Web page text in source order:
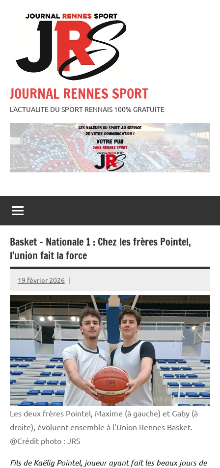
JOURNAL RENNES SPORT
L'ACTUALITE DU SPORT RENNAIS 100% GRATUITE
Basket – Nationale 1 : Chez les frères Pointel,
l’union fait la force
19 février 2026
Rédaction
JRS
Les deux frères Pointel, Maxime (à gauche) et Gaby (à
droite), évoluent ensemble à l'Union Rennes Basket.
@Crédit photo : JRS
Fils de Kaëlig Pointel, joueur ayant fait les beaux jours de